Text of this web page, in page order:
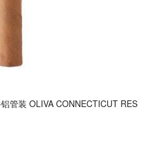
管装 OLIVA CONNECTICUT RES